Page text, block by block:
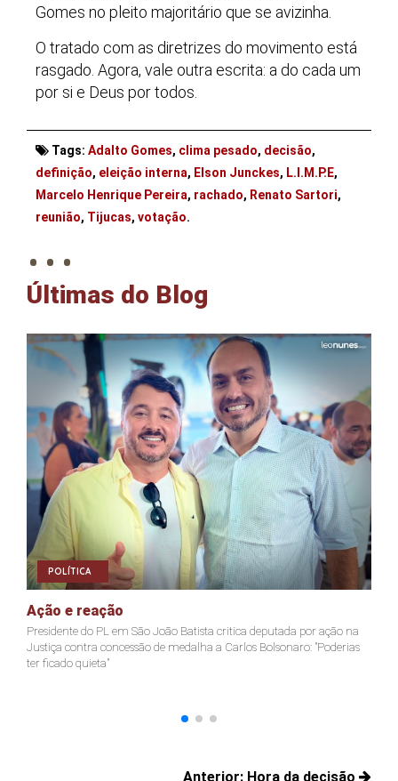
Gomes no pleito majoritário que se avizinha.
O tratado com as diretrizes do movimento está
rasgado. Agora, vale outra escrita: a do cada um
por si e Deus por todos.
Tags: Adalto Gomes, clima pesado, decisão,
definição, eleição interna, Elson Junckes, L.I.M.P.E,
Marcelo Henrique Pereira, rachado, Renato Sartori,
reunião, Tijucas, votação.
. . .
Últimas do Blog
POLÍTICA
Ação e reação
Presidente do PL em São João Batista critica deputada por ação na
Justiça contra concessão de medalha a Carlos Bolsonaro: "Poderias
ter ficado quieta"
Anterior: Hora da decisão